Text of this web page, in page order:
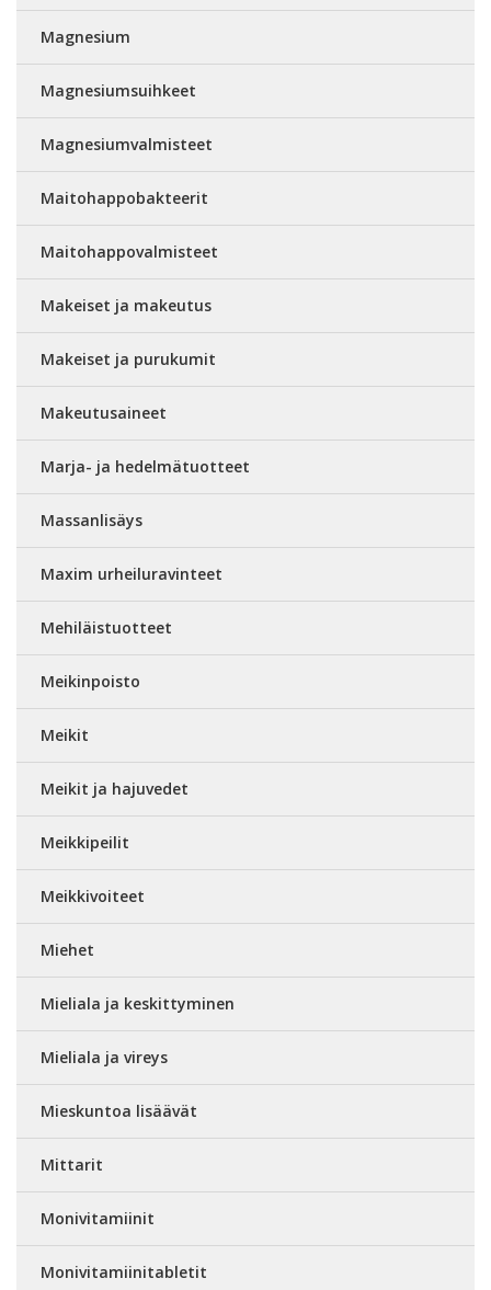
Magnesium
Magnesiumsuihkeet
Magnesiumvalmisteet
Maitohappobakteerit
Maitohappovalmisteet
Makeiset ja makeutus
Makeiset ja purukumit
Makeutusaineet
Marja- ja hedelmätuotteet
Massanlisäys
Maxim urheiluravinteet
Mehiläistuotteet
Meikinpoisto
Meikit
Meikit ja hajuvedet
Meikkipeilit
Meikkivoiteet
Miehet
Mieliala ja keskittyminen
Mieliala ja vireys
Mieskuntoa lisäävät
Mittarit
Monivitamiinit
Monivitamiinitabletit